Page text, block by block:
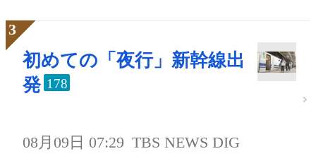
初めての「夜行」新幹線出
発 178
08月09日 07:29 TBS NEWS DIG